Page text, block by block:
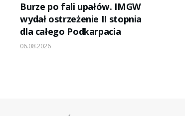
Burze po fali upałów. IMGW
wydał ostrzeżenie II stopnia
dla całego Podkarpacia
06.08.2026